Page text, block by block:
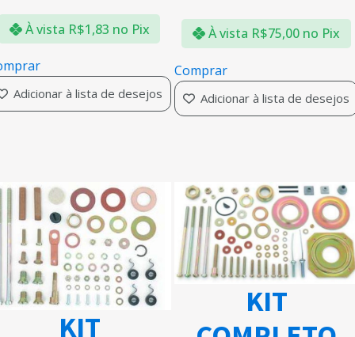
À vista R$1,83 no Pix
Adicionar à lista de desejos
À vista R$75,00 no Pix
Comprar
Adicionar à lista de desejos
KIT
KIT